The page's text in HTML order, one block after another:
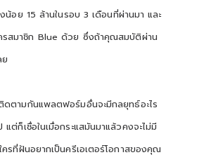
อย 15 ล้านในรอบ 3 เดือนที่ผ่านมา และ
สมาชิก Blue ด้วย ซึ่งถ้าคุณสมบัติผ่าน
ตามกันแพลตฟอร์มอื่นจะมีกลยุทธ์อะไร
ต่ก็เชื่อในเมื่อกระแสมันมาแล้วคงจะไม่มี
รที่ฝันอยากเป็นครีเอเตอร์โอกาสของคุณ